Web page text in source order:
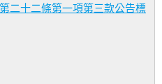
二十二條第一項第三款公告標